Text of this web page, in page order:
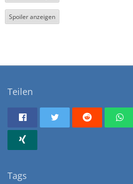
Spoiler anzeigen
Teilen
Tags